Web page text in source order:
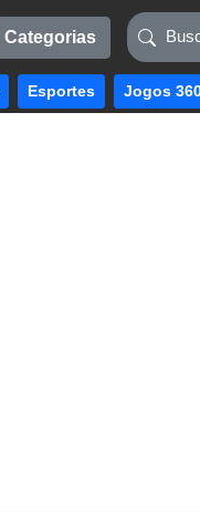
Categorias
Esportes Jogos